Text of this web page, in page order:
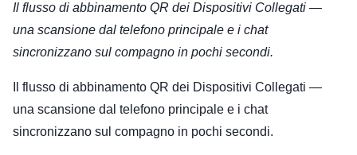
Il flusso di abbinamento QR dei Dispositivi Collegati —
una scansione dal telefono principale e i chat
sincronizzano sul compagno in pochi secondi.
Il flusso di abbinamento QR dei Dispositivi Collegati —
una scansione dal telefono principale e i chat
sincronizzano sul compagno in pochi secondi.